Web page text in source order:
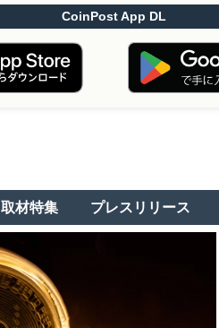
CoinPost App DL
取材特集 プレスリリース